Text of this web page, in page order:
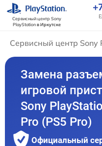
Сервисный центр Sony
PlayStationв Иркутске
Сервисный центр Sony
Замена
игровой
Sony
Pro (PS5 Pro)
Официальный